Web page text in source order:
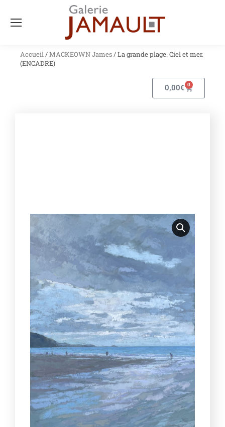
Accueil/MACKEOWN James/ La grande plage. Ciel et mer.
(ENCADRE)
0,00€ 0